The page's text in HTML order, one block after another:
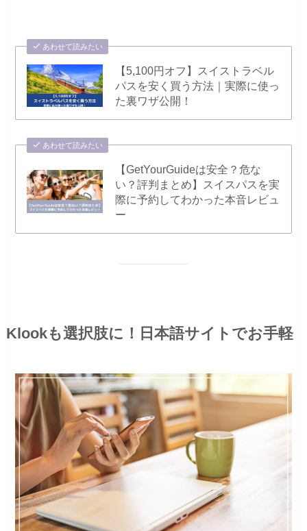
あわせて読みたい
【5,100円オフ】スイストラベル
パスを安く買う方法｜実際に使っ
た裏ワザ公開！
あわせて読みたい
【GetYourGuideは安全？危な
い？評判まとめ】スイスパスを実
際に予約してわかった本音レビュ
ー
Klookも選択肢に！日本語サイトでお手軽